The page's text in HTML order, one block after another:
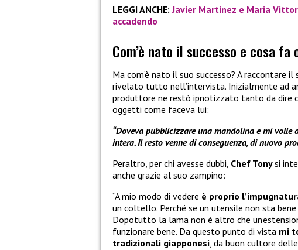
LEGGI ANCHE: Javier Martinez e Maria
accadendo
Com’è nato il successo e cosa fa
Ma com’è nato il suo successo? A raccontare
rivelato tutto nell’intervista. Inizialmente ad
produttore ne restò ipnotizzato tanto da dire
oggetti come faceva lui:
“Doveva pubblicizzare una mandolina e mi
intera. Il resto venne di conseguenza, di nuovo
Peraltro, per chi avesse dubbi, Chef Tonysi
anche grazie al suo zampino:
“A mio modo di vedere è proprio
un coltello. Perché se un utensile non sta
Dopotutto la lama non è altro che
funzionare bene. Da questo punto di vista mi
tradizionali giapponesi, da buon cultore